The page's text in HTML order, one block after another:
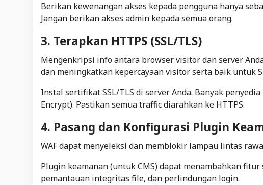
Berikan kewenangan akses kepada pengguna hanya
Jangan berikan akses admin kepada semua orang.
3. Terapkan HTTPS (SSL/TLS)
Mengenkripsi info antara browser visitor dan server
dan meningkatkan kepercayaan visitor serta baik untuk
Instal sertifikat SSL/TLS di server Anda. Banyak
Encrypt). Pastikan semua traffic diarahkan ke HTTPS.
4. Pasang dan Konfigurasi Plugin
WAF dapat menyeleksi dan memblokir lampau lintas
Plugin keamanan (untuk CMS) dapat menambahkan
pemantauan integritas file, dan perlindungan login.